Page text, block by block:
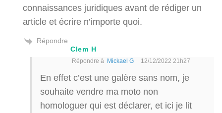
connaissances juridiques avant de rédiger un
article et écrire n’importe quoi.
Répondre
Clem H
Répondre à Mickael G 12/12/2022 21h27
En effet c’est une galère sans nom, je
souhaite vendre ma moto non
homologuer qui est déclarer, et ici je lit